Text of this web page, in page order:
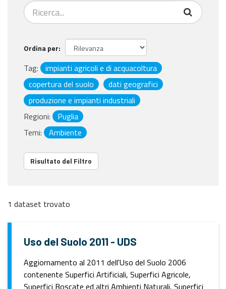
Ordina per
Tag:
impianti agricoli e di acquacoltura
copertura del suolo
dati geografici
produzione e impianti industriali
Regioni:
Puglia
Temi:
Ambiente
Risultato del Filtro
1 dataset trovato
Uso del Suolo 2011 - UDS
Aggiornamento al 2011 dell'Uso del Suolo 2006
contenente Superfici Artificiali, Superfici Agricole,
Superfici Boscate ed altri Ambienti Naturali, Superfici